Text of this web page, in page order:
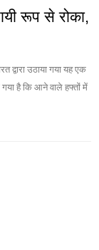
रूप से रोका,
द्वारा उठाया गया यह एक
है कि आने वाले हफ्तों में